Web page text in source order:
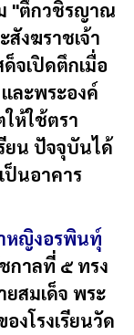
"ตึกวชิรญาณ
งฆราชเจ้า
จเปิดตึกเมื่อ
ละพระองค์
ห้ใช้ตรา
ยน ปัจจุบันได้
ป็นอาคาร
าหญิงอรพินทุ์
กาลที่ ๕ ทรง
ยสมเด็จ พระ
งโรงเรียนวัด